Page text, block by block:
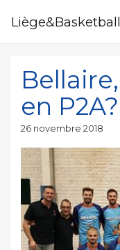
Liège&Basketball
en P2A?
Publié
26 novembre 2018